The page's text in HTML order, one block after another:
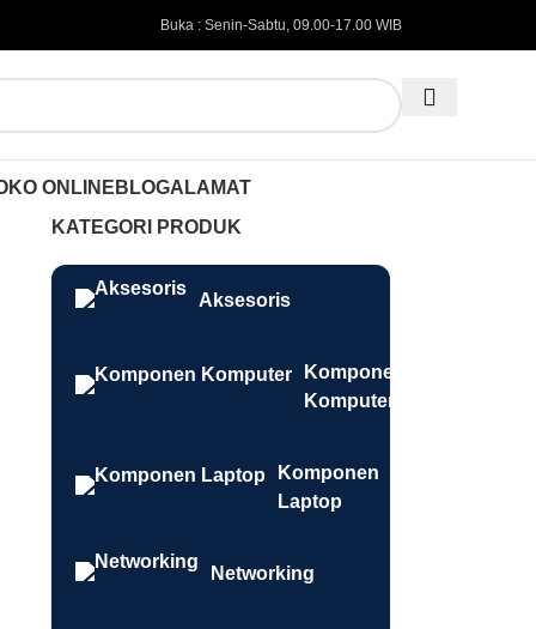
Buka : Senin-Sabtu, 09.00-17.00 WIB
ONLINE BLOGALAMAT
KATEGORI PRODUK
Aksesoris
Komponen
Komputer
Komponen
Laptop
Networking